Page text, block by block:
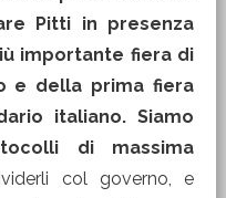
Pitti in presenza
importante fiera di
e della prima fiera
italiano. Siamo
di massima
col governo, e